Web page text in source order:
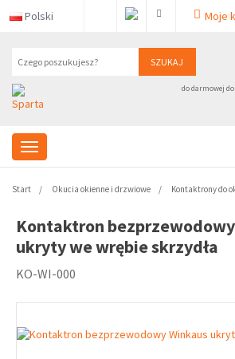
Polski Moje
SZUKAJ
do darmowej
Start Okucia okienne i drzwiowe Kontaktrony do
Kontaktron
ukryty we wrębie skrzydła
KO-WI-000